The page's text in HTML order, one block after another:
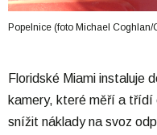
Popelnice (foto Michael Coghlan/
Floridské Miami instaluje
kamery, které měří a třídí
snížit náklady na svoz